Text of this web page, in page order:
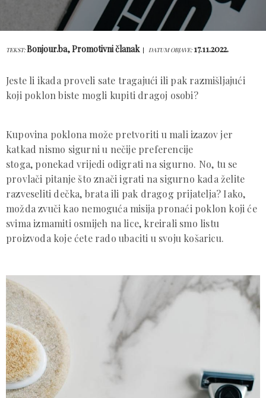
TEKST:Bonjour.ba, Promotivni članak DATUM OBJAVE: 17.11.2022.
Jeste li ikada proveli sate tragajući ili pak razmišljajući
koji poklon biste mogli kupiti dragoj osobi?
Kupovina poklona može pretvoriti u mali izazov jer
katkad nismo sigurni u nečije preferencije
stoga, ponekad vrijedi odigrati na sigurno. No, tu se
provlači pitanje što znači igrati na sigurno kada želite
razveseliti dečka, brata ili pak dragog prijatelja? Iako,
možda zvuči kao nemoguća misija pronaći poklon koji će
svima izmamiti osmijeh na lice, kreirali smo listu
proizvoda koje ćete rado ubaciti u svoju košaricu.